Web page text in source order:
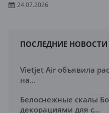
24.07.2026
ПОСЛЕДНИЕ НОВОСТИ
Vietjet Air объявила
на...
Белоснежные скалы
декорациями для с...